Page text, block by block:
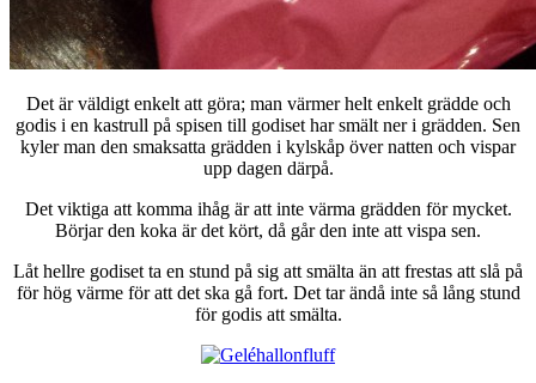
Det är väldigt enkelt att göra; man värmer helt enkelt grädde och
godis i en kastrull på spisen till godiset har smält ner i grädden. Sen
kyler man den smaksatta grädden i kylskåp över natten och vispar
upp dagen därpå.
Det viktiga att komma ihåg är att inte värma grädden för mycket.
Börjar den koka är det kört, då går den inte att vispa sen.
Låt hellre godiset ta en stund på sig att smälta än att frestas att slå på
för hög värme för att det ska gå fort. Det tar ändå inte så lång stund
för godis att smälta.